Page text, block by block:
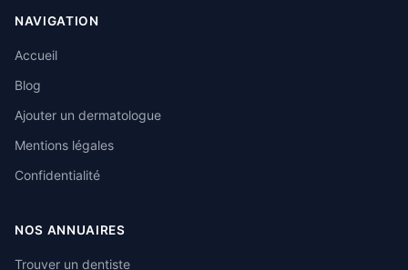
NAVIGATION
Accueil
Blog
Ajouter un dermatologue
Mentions légales
Confidentialité
NOS ANNUAIRES
Trouver un dentiste